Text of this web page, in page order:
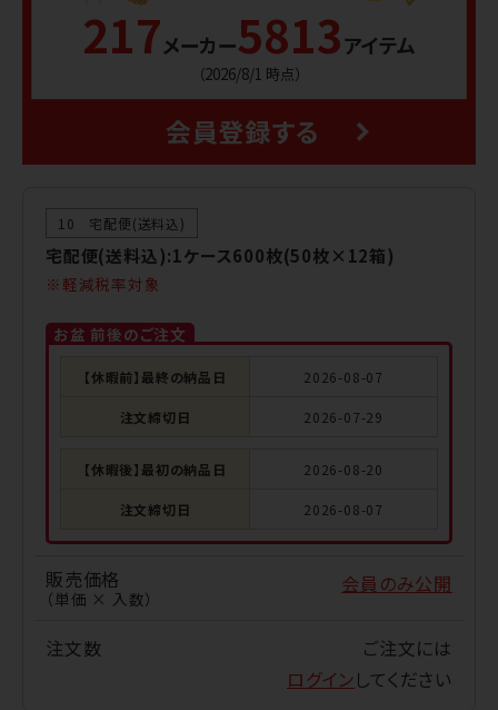
217メーカー5813アイテム
（2026/8/1 時点）
10 宅配便(送料込)
宅配便(送料込):1ケース600枚(50枚×12箱)
軽減税率対象
お盆 前後のご注文
【休暇前】最終の納品日 2026-08-07
注文締切日 2026-07-29
【休暇後】最初の納品日 2026-08-20
注文締切日 2026-08-07
販売価格
（単価 × 入数）
会員のみ公開
注文数
ご注文には
ログイン してください